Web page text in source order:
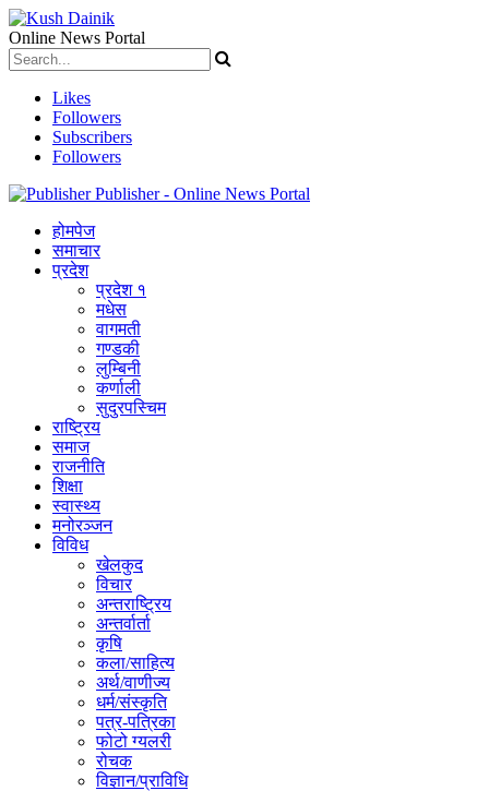
Online News Portal
Likes
Followers
Subscribers
Followers
Publisher - Online News Portal
होमपेज
समाचार
प्रदेश
प्रदेश १
मधेस
वागमती
गण्डकी
लुम्बिनी
कर्णाली
सुदुरपस्चिम
राष्ट्रिय
समाज
राजनीति
शिक्षा
स्वास्थ्य
मनोरञ्जन
विविध
खेलकुद
विचार
अन्तराष्ट्रिय
अन्तर्वार्ता
कृषि
कला/साहित्य
अर्थ/वाणीज्य
धर्म/संस्कृति
पत्र-पत्रिका
फोटो ग्यलरी
रोचक
विज्ञान/प्राविधि